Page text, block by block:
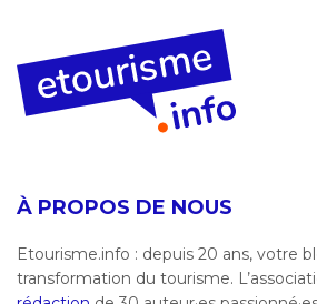
À PROPOS DE NOUS
Etourisme.info : depuis 20 ans, votre
transformation du tourisme.